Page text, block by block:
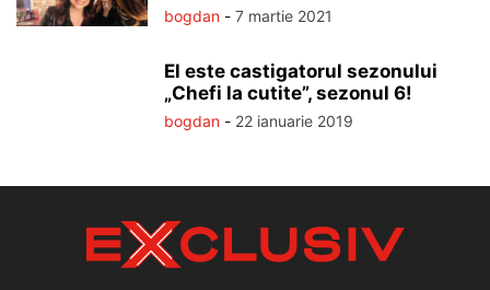
bogdan - 7 martie 2021
El este castigatorul sezonului
„Chefi la cutite”, sezonul 6!
bogdan - 22 ianuarie 2019